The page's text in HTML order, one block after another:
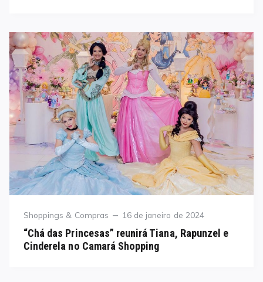
Category
Shoppings & Compras
Posted
16 de janeiro de 2024
“Chá das Princesas” reunirá Tiana, Rapunzel e
Cinderela no Camará Shopping